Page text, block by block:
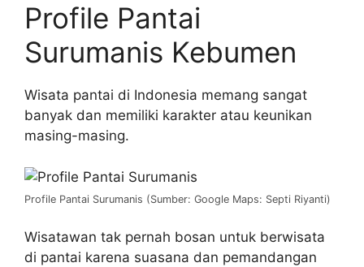
Profile Pantai
Surumanis Kebumen
Wisata pantai di Indonesia memang sangat
banyak dan memiliki karakter atau keunikan
masing-masing.
Profile Pantai Surumanis (Sumber: Google Maps: Septi Riyanti)
Wisatawan tak pernah bosan untuk berwisata
di pantai karena suasana dan pemandangan